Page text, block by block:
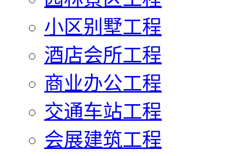
小区别墅工程
酒店会所工程
商业办公工程
交通车站工程
会展建筑工程